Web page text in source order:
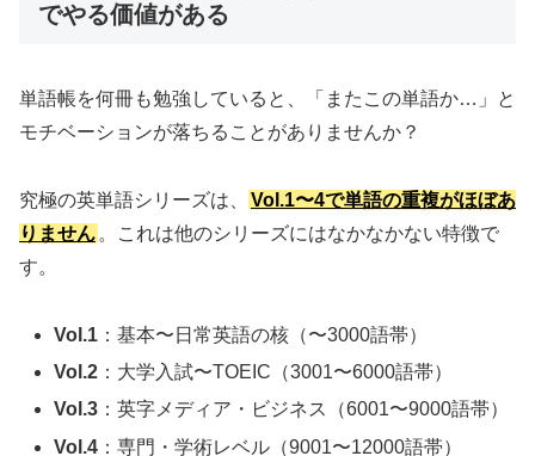
でやる価値がある
単語帳を何冊も勉強していると、「またこの単語か…」と
モチベーションが落ちることがありませんか？
究極の英単語シリーズは、
Vol.1〜4で単語の重複がほぼあ
りません 。これは他のシリーズにはなかなかない特徴で
す。
Vol.1 ：基本〜日常英語の核（〜3000語帯）
Vol.2 ：大学入試〜TOEIC（3001〜6000語帯）
Vol.3 ：英字メディア・ビジネス（6001〜9000語帯）
Vol.4 ：専門・学術レベル（9001〜12000語帯）